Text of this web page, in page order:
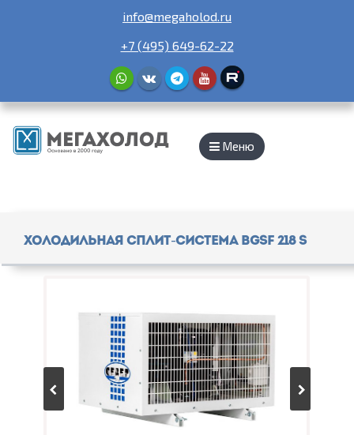
info@megaholod.ru
+7 (495) 649-62-22
Меню
Холодильная сплит-система BGSF 218 S